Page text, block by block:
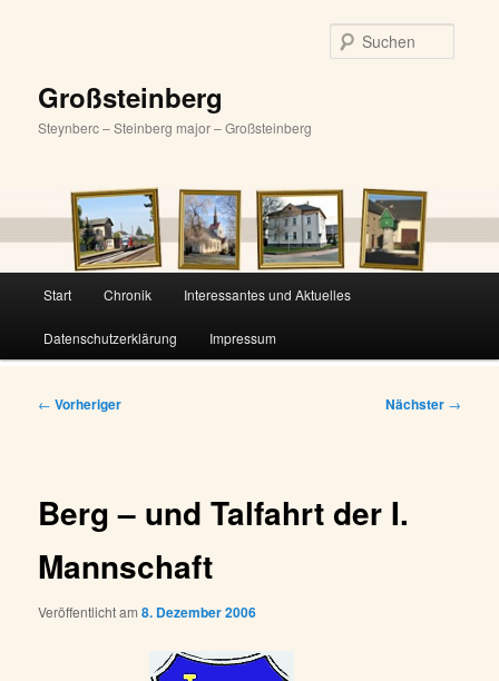
Großsteinberg
Steynberc – Steinberg major – Großsteinberg
Start Chronik Interessantes und Aktuelles
Datenschutzerklärung Impressum
Beitragsnavigation
← Vorheriger Nächster →
Berg – und Talfahrt der I.
Mannschaft
Veröffentlicht am8. Dezember 2006